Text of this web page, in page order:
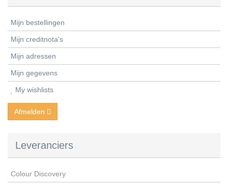
Mijn bestellingen
Mijn creditnota's
Mijn adressen
Mijn gegevens
My wishlists
Afmelden
Leveranciers
Colour Discovery